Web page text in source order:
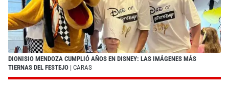
DIONISIO MENDOZA CUMPLIÓ AÑOS EN DISNEY: LAS IMÁGENES MÁS
TIERNAS DEL FESTEJO | CARAS